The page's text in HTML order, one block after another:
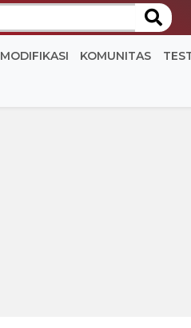
MODIFIKASI KOMUNITAS